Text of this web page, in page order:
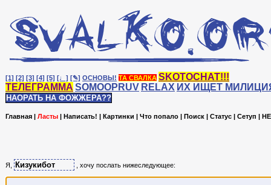
[1] [2] [3] [4] [5] [♩] [✎] ОСНОВЫ! ТА СВАЛКА SKOTOCHAT!!!
ТЕЛЕГРАММА SOMOOPRUV RELAX ИХ ИЩЕТ
НАОРАТЬ НА ФОЖЖЕРА??
Главная | Ласты | Написать! | Картинки | Что попало | Поиск | Статус | Сетуп |
Я, , хочу послать нижеследующее: